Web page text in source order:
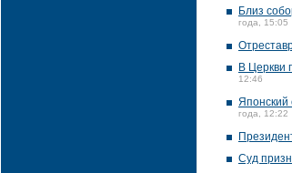
Близ
года, 15:05
В Церкви
12:46
Японский
года, 12:22
Суд